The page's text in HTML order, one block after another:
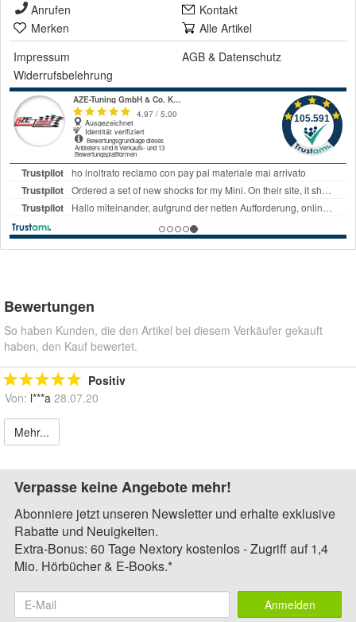
Anrufen
Kontakt
Merken
Alle Artikel
Impressum
AGB & Datenschutz
Widerrufsbelehrung
Bewertungen
So haben Kunden, die den Artikel bei diesem Verkäufer gekauft
haben, den Kauf bewertet.
Positiv
Von: l***a 28.07.20
Mehr...
Verpasse keine Angebote mehr!
Abonniere jetzt unseren Newsletter und erhalte exklusive
Rabatte und Neuigkeiten.
Extra-Bonus: 60 Tage Nextory kostenlos - Zugriff auf 1,4
Mio. Hörbücher & E-Books.*
Anmelden